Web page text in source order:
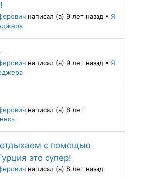
написал (а) 9 лет назад • Я
написал (а) 9 лет назад • Я
написал (а) 8 лет
отдыхаем с помощью
это супер!
написал (а) 8 лет назад